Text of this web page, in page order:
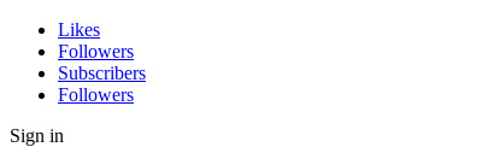
Likes
Followers
Subscribers
Followers
Sign in